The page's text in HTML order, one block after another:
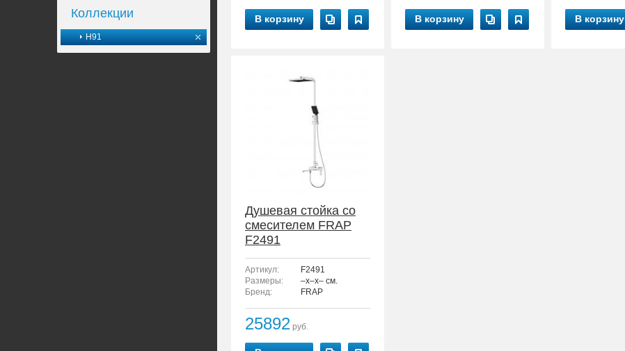
Коллекции
H91
В корзину В корзину В корзину
Душевая стойка со
смесителем FRAP
F2491
Артикул:
F2491
Размеры:
–x–x– см.
Бренд:
FRAP
25892 руб.